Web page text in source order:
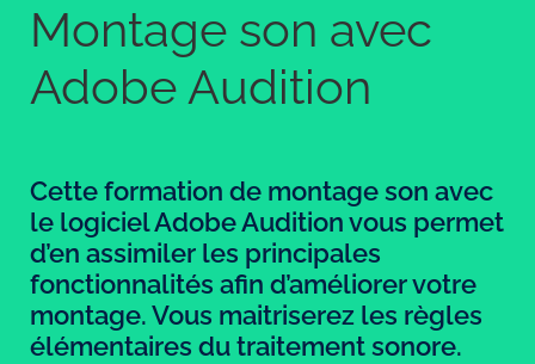
Montage son avec
Adobe Audition
Cette formation de montage son avec
le logiciel Adobe Audition vous permet
d’en assimiler les principales
fonctionnalités afin d’améliorer votre
montage. Vous maitriserez les règles
élémentaires du traitement sonore.